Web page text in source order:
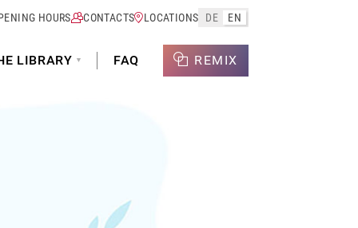
HOURS CONTACTS LOCATIONS DE EN
LIBRARY FAQ REMIX